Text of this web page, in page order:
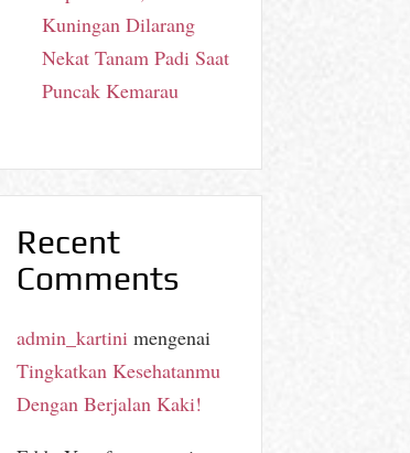
Kuningan Dilarang
Nekat Tanam Padi Saat
Puncak Kemarau
Recent
Comments
admin_kartinimengenai
Tingkatkan Kesehatanmu
Dengan Berjalan Kaki!